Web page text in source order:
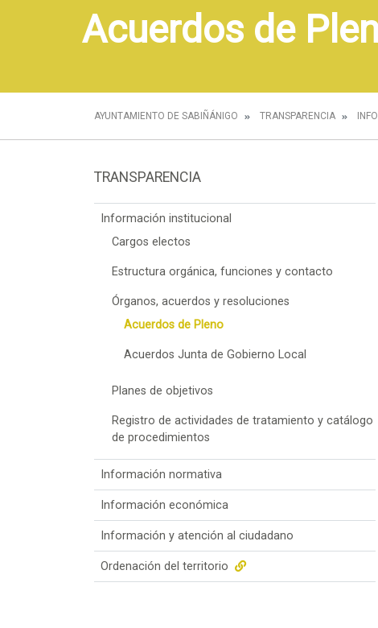
Acuerdos de
AYUNTAMIENTO DE SABIÑÁNIGO TRANSPARENCIA
TRANSPARENCIA
Información institucional
Cargos electos
Estructura orgánica, funciones y contacto
Órganos, acuerdos y resoluciones
Acuerdos de Pleno
Acuerdos Junta de Gobierno Local
Planes de objetivos
Registro de actividades de tratamiento y catálogo
de procedimientos
Información normativa
Información económica
Información y atención al ciudadano
Ordenación del territorio